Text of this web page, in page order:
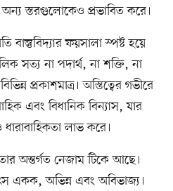
অন্য স্তরগুলোকেও প্রভাবিত করে।
ফয়সালা স্পষ্ট হয়ে
সত্য না পদার্থ, না শক্তি, না
প্রকাশমাত্র। অস্তিত্বের গভীরে
এবং বিধানিক বিন্যাস, যার
ধারাবাহিকতা লাভ করে।
অন্তর্গত নেজাম টিকে আছে।
একক, অভিন্ন এবং অবিভাজ্য।